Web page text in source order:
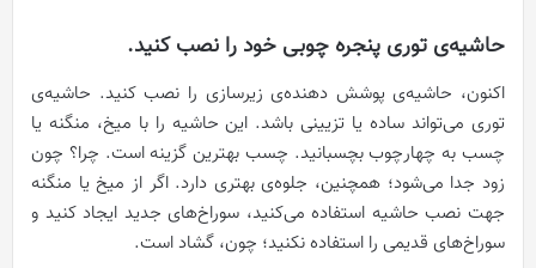
حاشیه‌ی توری پنجره چوبی خود را نصب کنید.
اکنون، حاشیه‌ی پوشش دهنده‌ی زیرسازی را نصب کنید. حاشیه‌ی
توری می‌تواند ساده یا تزیینی باشد. این حاشیه را با میخ، منگنه یا
چسب به چهارچوب بچسبانید. چسب بهترین گزینه است. چرا؟ چون
زود جدا می‌شود؛ همچنین، جلوه‌ی بهتری دارد. اگر از میخ یا منگنه
جهت نصب حاشیه استفاده می‌کنید، سوراخ‌های جدید ایجاد کنید و
سوراخ‌های قدیمی را استفاده نکنید؛ چون، گشاد است.